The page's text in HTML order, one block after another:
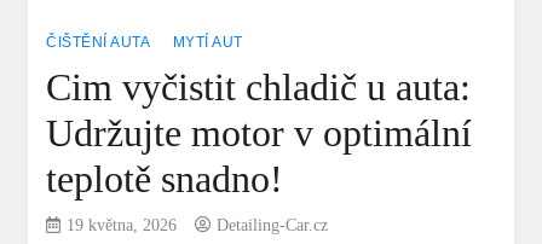
ČIŠTĚNÍ AUTA MYTÍ AUT
Cim vyčistit chladič u auta:
Udržujte motor v optimální
teplotě snadno!
19 května, 2026 Detailing-Car.cz